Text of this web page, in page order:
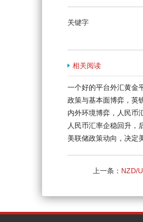
关键字
相关阅读
一个好的平台外汇黄金
政策与基本面博弈，英
内外环境博弈，人民币
人民币汇率企稳回升，
美联储政策动向，决定
上一条： NZD/
为支撑位，目